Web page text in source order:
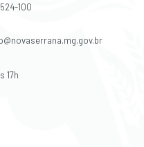
100
17h